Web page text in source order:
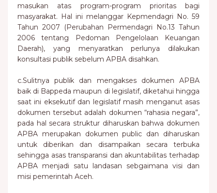
masukan atas program-program prioritas bagi
masyarakat. Hal ini melanggar Kepmendagri No. 59
Tahun 2007 (Perubahan Permendagri No.13 Tahun
2006 tentang Pedoman Pengelolaan Keuangan
Daerah), yang menyaratkan perlunya dilakukan
konsultasi publik sebelum APBA disahkan.
c.Sulitnya publik dan mengakses dokumen APBA
baik di Bappeda maupun di legislatif, diketahui hingga
saat ini eksekutif dan legislatif masih menganut asas
dokumen tersebut adalah dokumen “rahasia negara”,
pada hal secara struktur diharuskan bahwa dokumen
APBA merupakan dokumen public dan diharuskan
untuk diberikan dan disampaikan secara terbuka
sehingga asas transparansi dan akuntabilitas terhadap
APBA menjadi satu landasan sebgaimana visi dan
misi pemerintah Aceh.